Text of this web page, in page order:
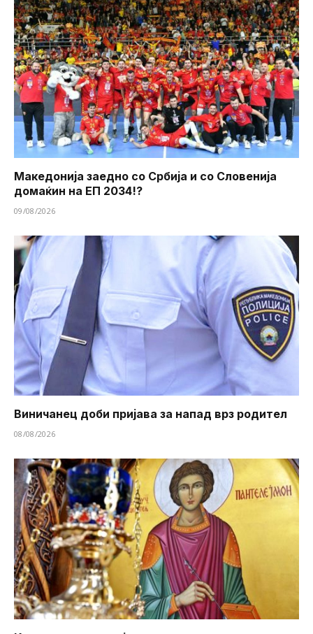
Македонија заедно со Србија и со Словенија
домаќин на ЕП 2034!?
09/08/2026
Виничанец доби пријава за напад врз родител
08/08/2026